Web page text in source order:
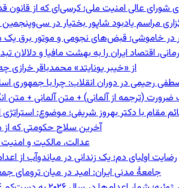
شورای عالی امنیت ملی؛ کرسی‌ای که از قانون
مراسم یادبود شاپور بختیار در
خاموشی؛ قبض‌های نجومی و موتور برق یک
اقتصاد ایران را به بهشت مافیا و دلالان
از «خیبر یونایتد» محمدباقر خرازی
رحیمی در دوران انقلاب: چرا با جمهوری
ضرورت (ترجمه از آلمانی) + متن آلمانی + متن
مقام با دکتر بهروز شریفی؛ موضوع: استراتژی
آخرین سلاح حکومتی که
عدالت، مالکیت و امنیت
رضایت اولیای دم؛ یک زندانی در میاندوآب از
جامعهٔ مدنی ایران: امید در میان ترومای